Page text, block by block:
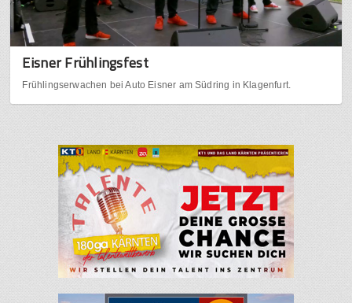
Eisner Frühlingsfest
Frühlingserwachen bei Auto Eisner am Südring in Klagenfurt.